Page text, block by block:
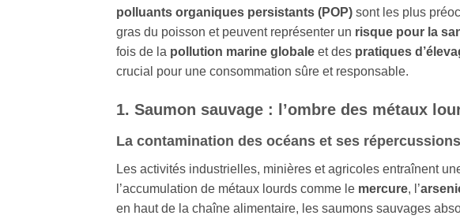
polluants organiques persistants (POP) sont les plus
gras du poisson et peuvent représenter un risque pour la
fois de la pollution marine globale et des pratiques
crucial pour une consommation sûre et responsable.
1. Saumon sauvage : l’ombre des métaux
La contamination des océans et ses répercussions
Les activités industrielles, minières et agricoles entraînent
l’accumulation de métaux lourds comme le mercure, l’
en haut de la chaîne alimentaire, les saumons sauvages